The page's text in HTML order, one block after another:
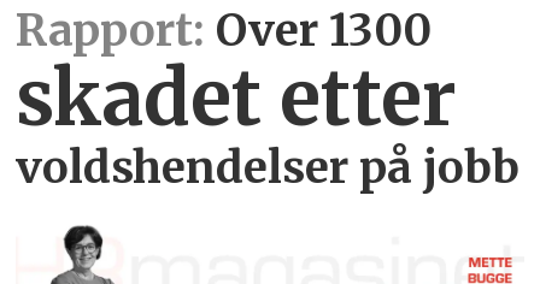
Rapport: Over 1300
skadet etter
voldshendelser på jobb